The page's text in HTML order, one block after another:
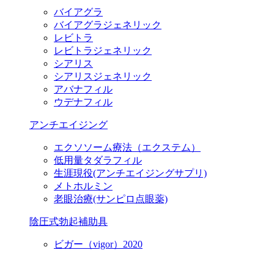
バイアグラ
バイアグラジェネリック
レビトラ
レビトラジェネリック
シアリス
シアリスジェネリック
アバナフィル
ウデナフィル
アンチエイジング
エクソソーム療法（エクステム）
低用量タダラフィル
生涯現役(アンチエイジングサプリ)
メトホルミン
老眼治療(サンピロ点眼薬)
陰圧式勃起補助具
ビガー（vigor）2020